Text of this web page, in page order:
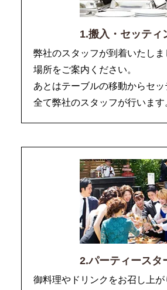
1.搬入・セッティ
弊社のスタッフが到着いたし
場所をご案内ください。
あとはテーブルの移動からセ
全て弊社のスタッフが行います
2.パーティースタ
御料理やドリンクをお召し上